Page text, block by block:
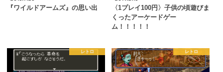
『ワイルドアームズ』の思い出
〈1プレイ100円〉子供の頃遊びま
くったアーケードゲー
ム！！！！！
レトロ レトロ